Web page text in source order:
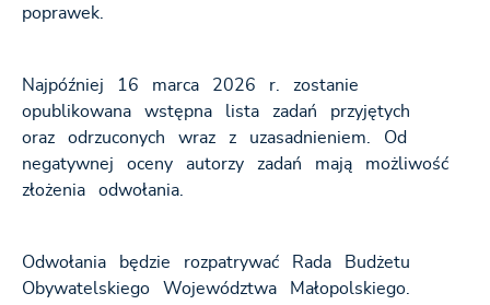
poprawek.
Najpóźniej 16 marca 2026 r. zostanie
opublikowana wstępna lista zadań przyjętych
oraz odrzuconych wraz z uzasadnieniem. Od
negatywnej oceny autorzy zadań mają możliwość
złożenia odwołania.
Odwołania będzie rozpatrywać Rada Budżetu
Obywatelskiego Województwa Małopolskiego.